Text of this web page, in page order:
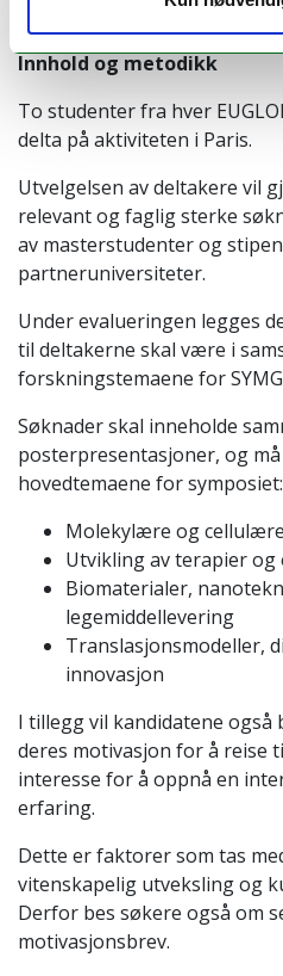
Innhold og metodikk
To studenter fra hver
delta på aktiviteten i Paris.
Utvelgelsen av deltakere vil
relevant og faglig sterke
av masterstudenter og
partneruniversiteter.
Under evalueringen legges
til deltakerne skal være i
forskningstemaene for
Søknader skal inneholde
posterpresentasjoner, og
hovedtemaene for symposiet:
Molekylære og
Utvikling av terapier og
Biomaterialer,
legemiddellevering
Translasjonsmodeller,
innovasjon
I tillegg vil kandidatene også
deres motivasjon for å reise
interesse for å oppnå en
erfaring.
Dette er faktorer som tas
vitenskapelig utveksling og
Derfor bes søkere også om
motivasjonsbrev.